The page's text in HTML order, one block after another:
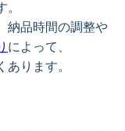
納品時間の調整や
によって、
ります。